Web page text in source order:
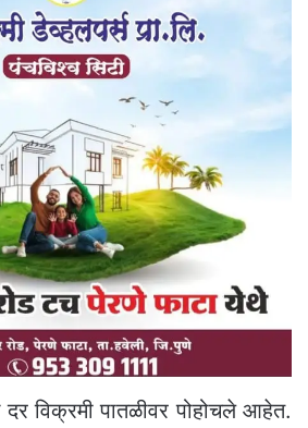
विक्रमी पातळीवर पोहोचले आहेत.